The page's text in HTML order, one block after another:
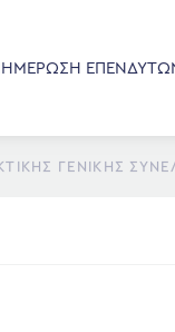
ΓΕΝΙΚΉΣ